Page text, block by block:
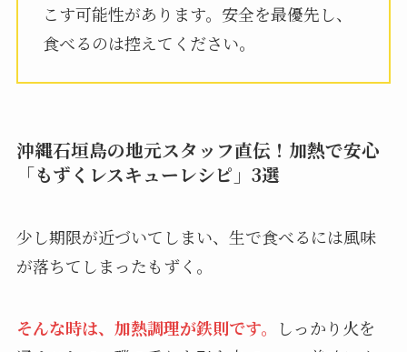
こす可能性があります。安全を最優先し、
食べるのは控えてください。
沖縄石垣島の地元スタッフ直伝！加熱で安心
「もずくレスキューレシピ」3選
少し期限が近づいてしまい、生で食べるには風味
が落ちてしまったもずく。
そんな時は、加熱調理が鉄則です。
しっかり火を